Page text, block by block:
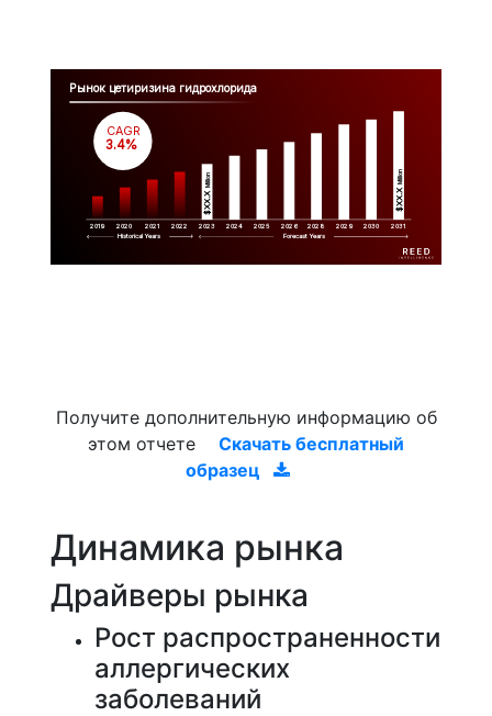
Рынок цетиризина гидрохлорида
2019 2020 2021 2022 2023 2024 2025 2026 2028 2029 2030 2031
$XX.X
Million
$XX.X
Million
CAGR
3.4%
Historical Years Forecast Years
Получите дополнительную информацию об
этом отчете
Скачать бесплатный
образец
Динамика рынка
Драйверы рынка
Рост распространенности
аллергических
заболеваний